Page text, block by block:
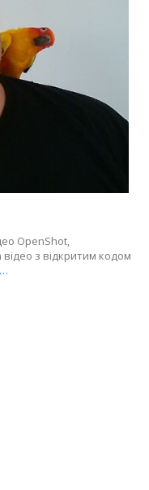
OpenShot,
з відкритим кодом